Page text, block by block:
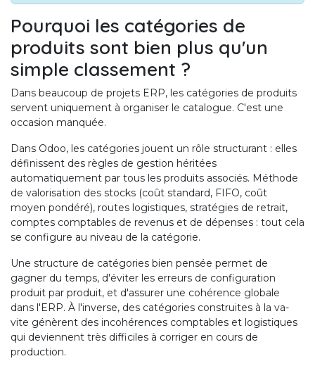
Pourquoi les catégories de
produits sont bien plus qu'un
simple classement ?
Dans beaucoup de projets ERP, les catégories de produits
servent uniquement à organiser le catalogue. C'est une
occasion manquée.
Dans Odoo, les catégories jouent un rôle structurant : elles
définissent des règles de gestion héritées
automatiquement par tous les produits associés. Méthode
de valorisation des stocks (coût standard, FIFO, coût
moyen pondéré), routes logistiques, stratégies de retrait,
comptes comptables de revenus et de dépenses : tout cela
se configure au niveau de la catégorie.
Une structure de catégories bien pensée permet de
gagner du temps, d'éviter les erreurs de configuration
produit par produit, et d'assurer une cohérence globale
dans l'ERP. À l'inverse, des catégories construites à la va-
vite génèrent des incohérences comptables et logistiques
qui deviennent très difficiles à corriger en cours de
production.